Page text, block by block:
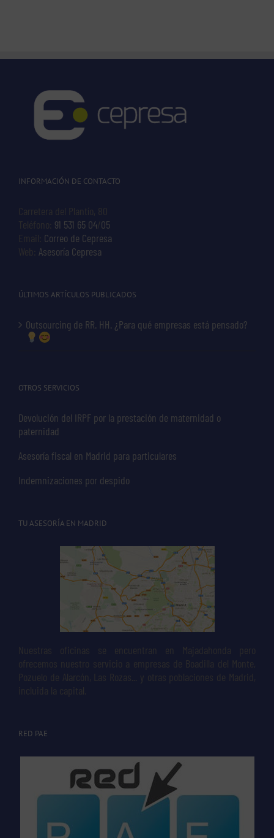
INFORMACIÓN DE CONTACTO
Carretera del Plantío, 80
Teléfono: 91 531 65 04 05
Email: Correo de Cepresa
Web: Asesoría Cepresa
ÚLTIMOS ARTÍCULOS PUBLICADOS
Outsourcing de RR. HH. ¿Para qué empresas está pensado?
OTROS SERVICIOS
Devolución del IRPF por la prestación de maternidad o
paternidad
Asesoría fiscal en Madrid para particulares
Indemnizaciones por despido
TU ASESORÍA EN MADRID
Nuestras oficinas se encuentran en Majadahonda pero
ofrecemos nuestro servicio a empresas de Boadilla del Monte,
Pozuelo de Alarcón, Las Rozas... y otras poblaciones de Madrid,
incluida la capital.
RED PAE